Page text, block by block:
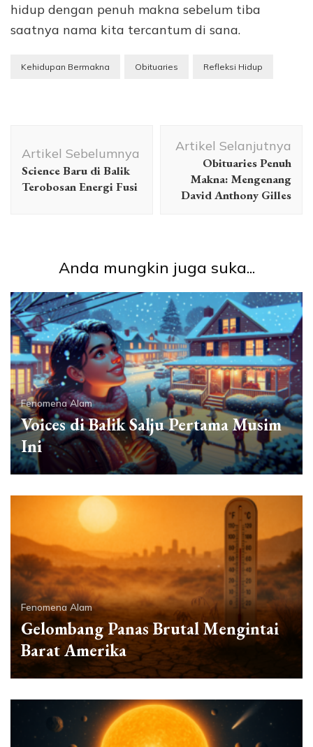
hidup dengan penuh makna sebelum tiba
saatnya nama kita tercantum di sana.
Kehidupan Bermakna Obituaries Refleksi Hidup
Artikel
Artikel Sebelumnya
Science Baru di Balik
Terobosan Energi Fusi
Artikel Selanjutnya
Obituaries Penuh
Makna: Mengenang
David Anthony Gilles
Anda mungkin juga suka...
Fenomena Alam
Voices di Balik Salju Pertama Musim
Ini
Fenomena Alam
Gelombang Panas Brutal Mengintai
Barat Amerika